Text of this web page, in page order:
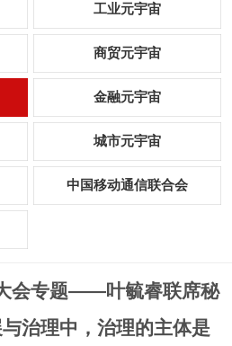
工业元宇宙
商贸元宇宙
金融元宇宙
城市元宇宙
中国移动通信联合会
会专题——叶毓睿联席秘
治理中，治理的主体是